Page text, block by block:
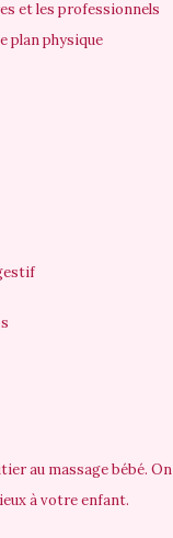
et les professionnels
plan physique
au massage bébé. On
à votre enfant.